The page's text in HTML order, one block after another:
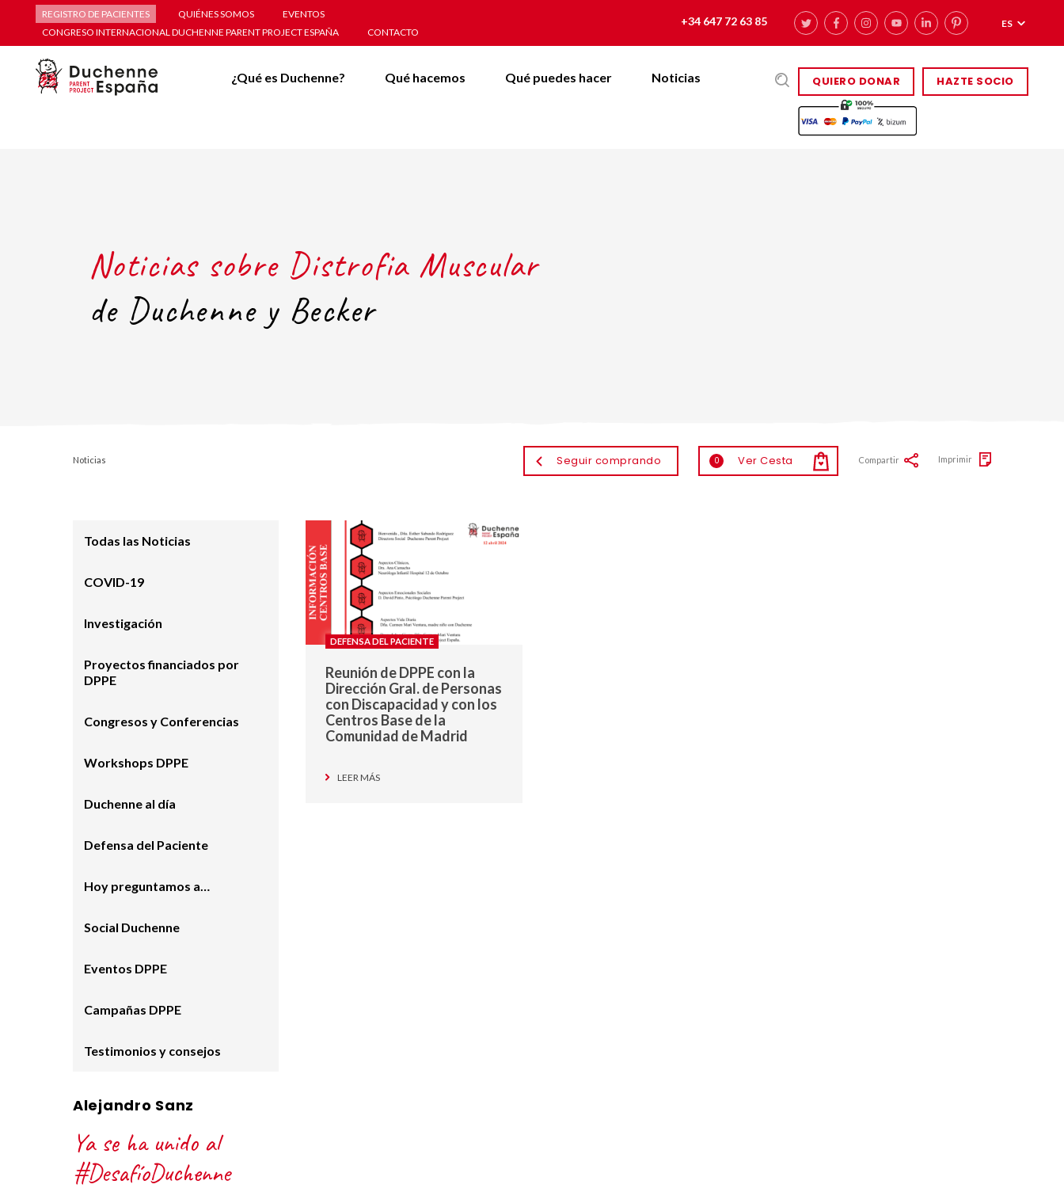
REGISTRO DE PACIENTES QUIÉNES SOMOS
EVENTOS
CONGRESO INTERNACIONAL DUCHENNE PARENT PROJECT ESPAÑA
CONTACTO
+34 647 72 63 85 ES
QUIERO DONAR HAZTE SOCIO
¿Qué es Duchenne? Qué hacemos Qué puedes hacer Noticias
Noticias sobre Distrofia Muscular
de Duchenne y Becker
Noticias Seguir comprando 0 Ver Cesta Compartir Imprimir
DEFENSA DEL PACIENTE
Reunión de DPPE con la
Dirección Gral. de Personas
con Discapacidad y con los
Centros Base de la
Comunidad de Madrid
LEER MÁS
Todas las Noticias
COVID-19
Investigación
Proyectos financiados por
DPPE
Congresos y Conferencias
Workshops DPPE
Duchenne al día
Defensa del Paciente
Hoy preguntamos a…
Social Duchenne
Eventos DPPE
Campañas DPPE
Testimonios y consejos
Alejandro Sanz
Ya se ha unido al
#DesafíoDuchenne